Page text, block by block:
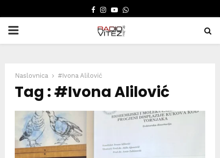
FACEBOOK
INSTAGRAM
YOUTUBE
WHATSAPP
PRIMARY
Naslovnica #Ivona Alilović
Tag : #Ivona Alilović